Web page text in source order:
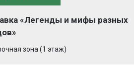
«Легенды и мифы разных
зона (1 этаж)